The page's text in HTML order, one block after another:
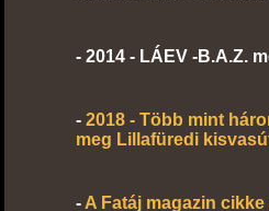
-2014 - LÁEV -B.A.Z.
-2018 - Több mint
meg Lillafüredi
- A Fatáj magazin